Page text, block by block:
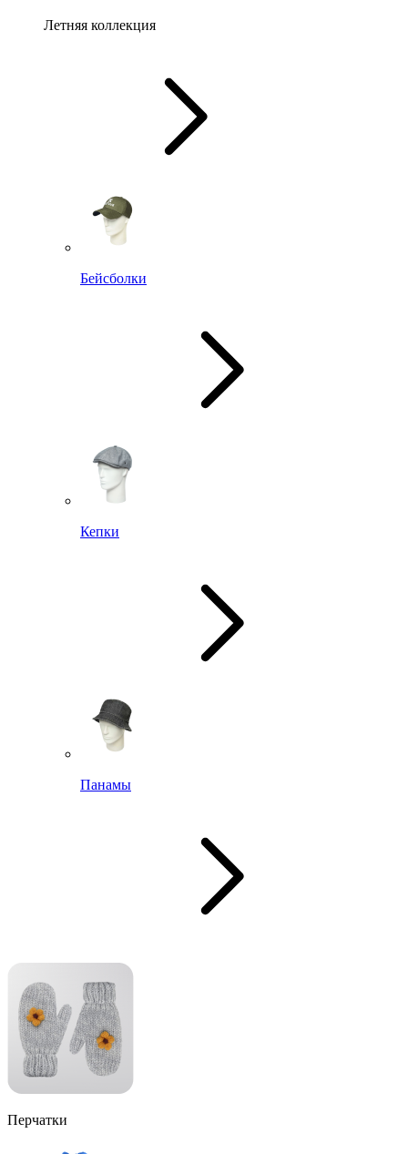
Летняя коллекция
Бейсболки
Кепки
Панамы
Перчатки